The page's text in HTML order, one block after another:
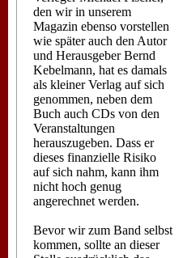
den wir in unserem
Magazin ebenso vorstellen
wie später auch den Autor
und Herausgeber Bernd
Kebelmann, hat es damals
als kleiner Verlag auf sich
genommen, neben dem
Buch auch CDs von den
Veranstaltungen
herauszugeben. Dass er
dieses finanzielle Risiko
auf sich nahm, kann ihm
nicht hoch genug
angerechnet werden.
Bevor wir zum Band selbst
kommen, sollte an dieser